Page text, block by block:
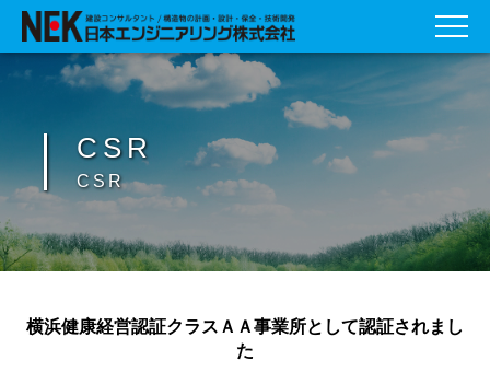
CSR
CSR
横浜健康経営認証クラスＡＡ事業所として認証されまし
た